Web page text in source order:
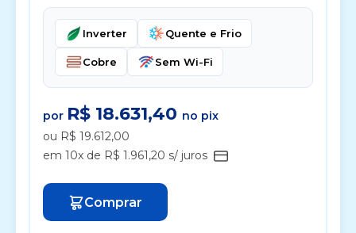
Inverter Quente e Frio
Cobre Sem Wi-Fi
por R$ 18.631,40 no pix
ou R$ 19.612,00
em 10x de R$ 1.961,20 s/ juros
Comprar